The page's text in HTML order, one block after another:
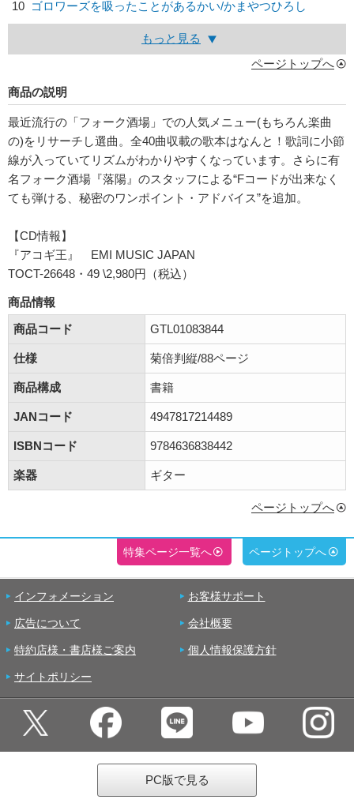
10 ゴロワーズを吸ったことがあるかい/かまやつひろし
もっと見る
ページトップへ
商品の説明
最近流行の「フォーク酒場」での人気メニュー(もちろん楽曲
の)をリサーチし選曲。全40曲収載の歌本はなんと！歌詞に小節
線が入っていてリズムがわかりやすくなっています。さらに有
名フォーク酒場『落陽』のスタッフによる“Fコードが出来なく
ても弾ける、秘密のワンポイント・アドバイス”を追加。
【CD情報】
『アコギ王』 EMI MUSIC JAPAN
TOCT-26648・49 \2,980円（税込）
商品情報
商品コード
GTL01083844
仕様 菊倍判縦/88ページ
商品構成 書籍
JANコード 4947817214489
ISBNコード 9784636838442
楽器 ギター
ページトップへ
特集ページ一覧へ ページトップへ
インフォメーション お客様サポート
広告について 会社概要
特約店様・書店様ご案内 個人情報保護方針
サイトポリシー
PC版で見る